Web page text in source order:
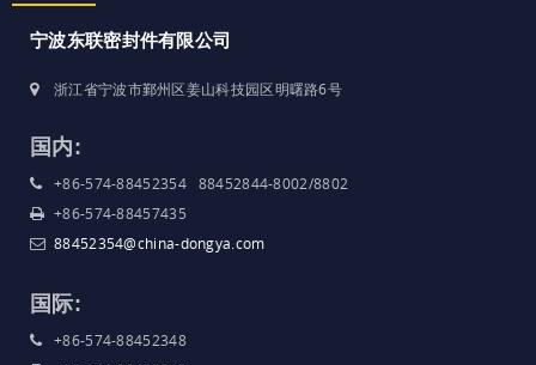
宁波东联密封件有限公司
浙江省宁波市鄞州区姜山科技园区明曙路6号
国内:
+86-574-88452354 88452844-8002/8802
+86-574-88457435
88452354@china-dongya.com
国际:
+86-574-88452348